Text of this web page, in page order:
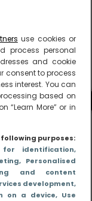
use cookies or
process personal
and cookie
consent to process
interest. You can
based on
“Learn More” or in
purposes:
identification,
, Personalised
and content
development,
on a device, Use